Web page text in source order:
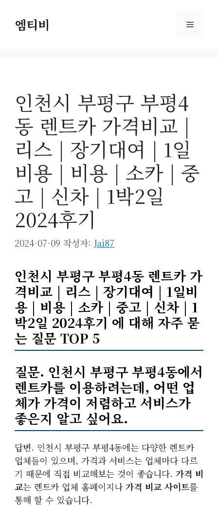
엠티비 메
인천시 부평구 부평4
동 렌트카 가격비교 |
리스 | 장기대여 | 1일
비용 | 비용 | 소카 | 중
고 | 신차 | 1박2일
2024후기
2024-07-09 작성자: Jai87
인천시 부평구 부평4동 렌트카 가
격비교 | 리스 | 장기대여 | 1일비
용 | 비용 | 소카 | 중고 | 신차 | 1
박2일 2024후기 에 대해 자주 묻
는 질문 TOP 5
질문. 인천시 부평구 부평4동에서
렌트카를 이용하려는데, 어떤 업
체가 가격이 저렴하고 서비스가
좋은지 알고 싶어요.
답변. 인천시 부평구 부평4동에는 다양한 렌트카
업체들이 있으며, 가격과 서비스는 업체마다 다르
기 때문에 직접 비교해보는 것이 좋습니다. 가격 비
교는 렌트카 업체 홈페이지나가격 비교 사이트를
통해 할 수 있습니다.